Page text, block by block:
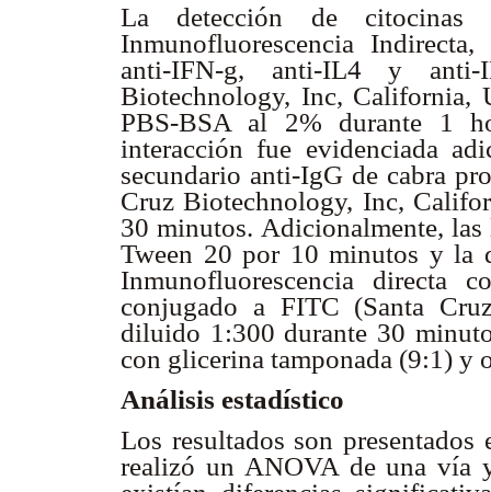
La detección de
Inmunofluorescencia
anti-IFN-g, anti-IL4 y anti-
Biotechnology, Inc, California,
PBS-BSA al 2% durante 1
interacción fue evidenciada
secundario anti-IgG de cabra
Cruz Biotechnology, Inc,
30 minutos. Adicionalmente,
Tween 20 por 10 minutos y la
Inmunofluorescencia directa
conjugado a FITC (Santa
diluido 1:300 durante 30
con glicerina tamponada (9:1) y
Análisis estadístico
Los resultados son
realizó un ANOVA de una vía